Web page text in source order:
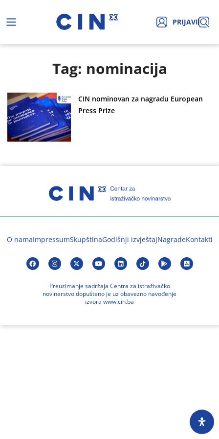
PRIJAVI
Tag: nominacija
CIN nominovan za nagradu European
Press Prize
O namaImpressumSkupštinaGodišnji izvještajNagradeKontakti
Preuzimanje sadržaja Centra za istraživačko
novinarstvo dopušteno je uz obavezno navođenje
izvora www.cin.ba